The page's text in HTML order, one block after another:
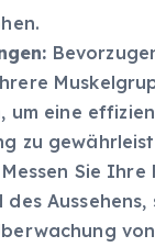
um eine
zu
Messen Sie
Aussehens,